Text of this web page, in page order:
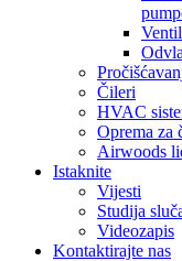
Čileri
HVAC
Oprema za
Airwoods
Istaknite
Vijesti
Studija
Videozapis
Kontaktirajte nas